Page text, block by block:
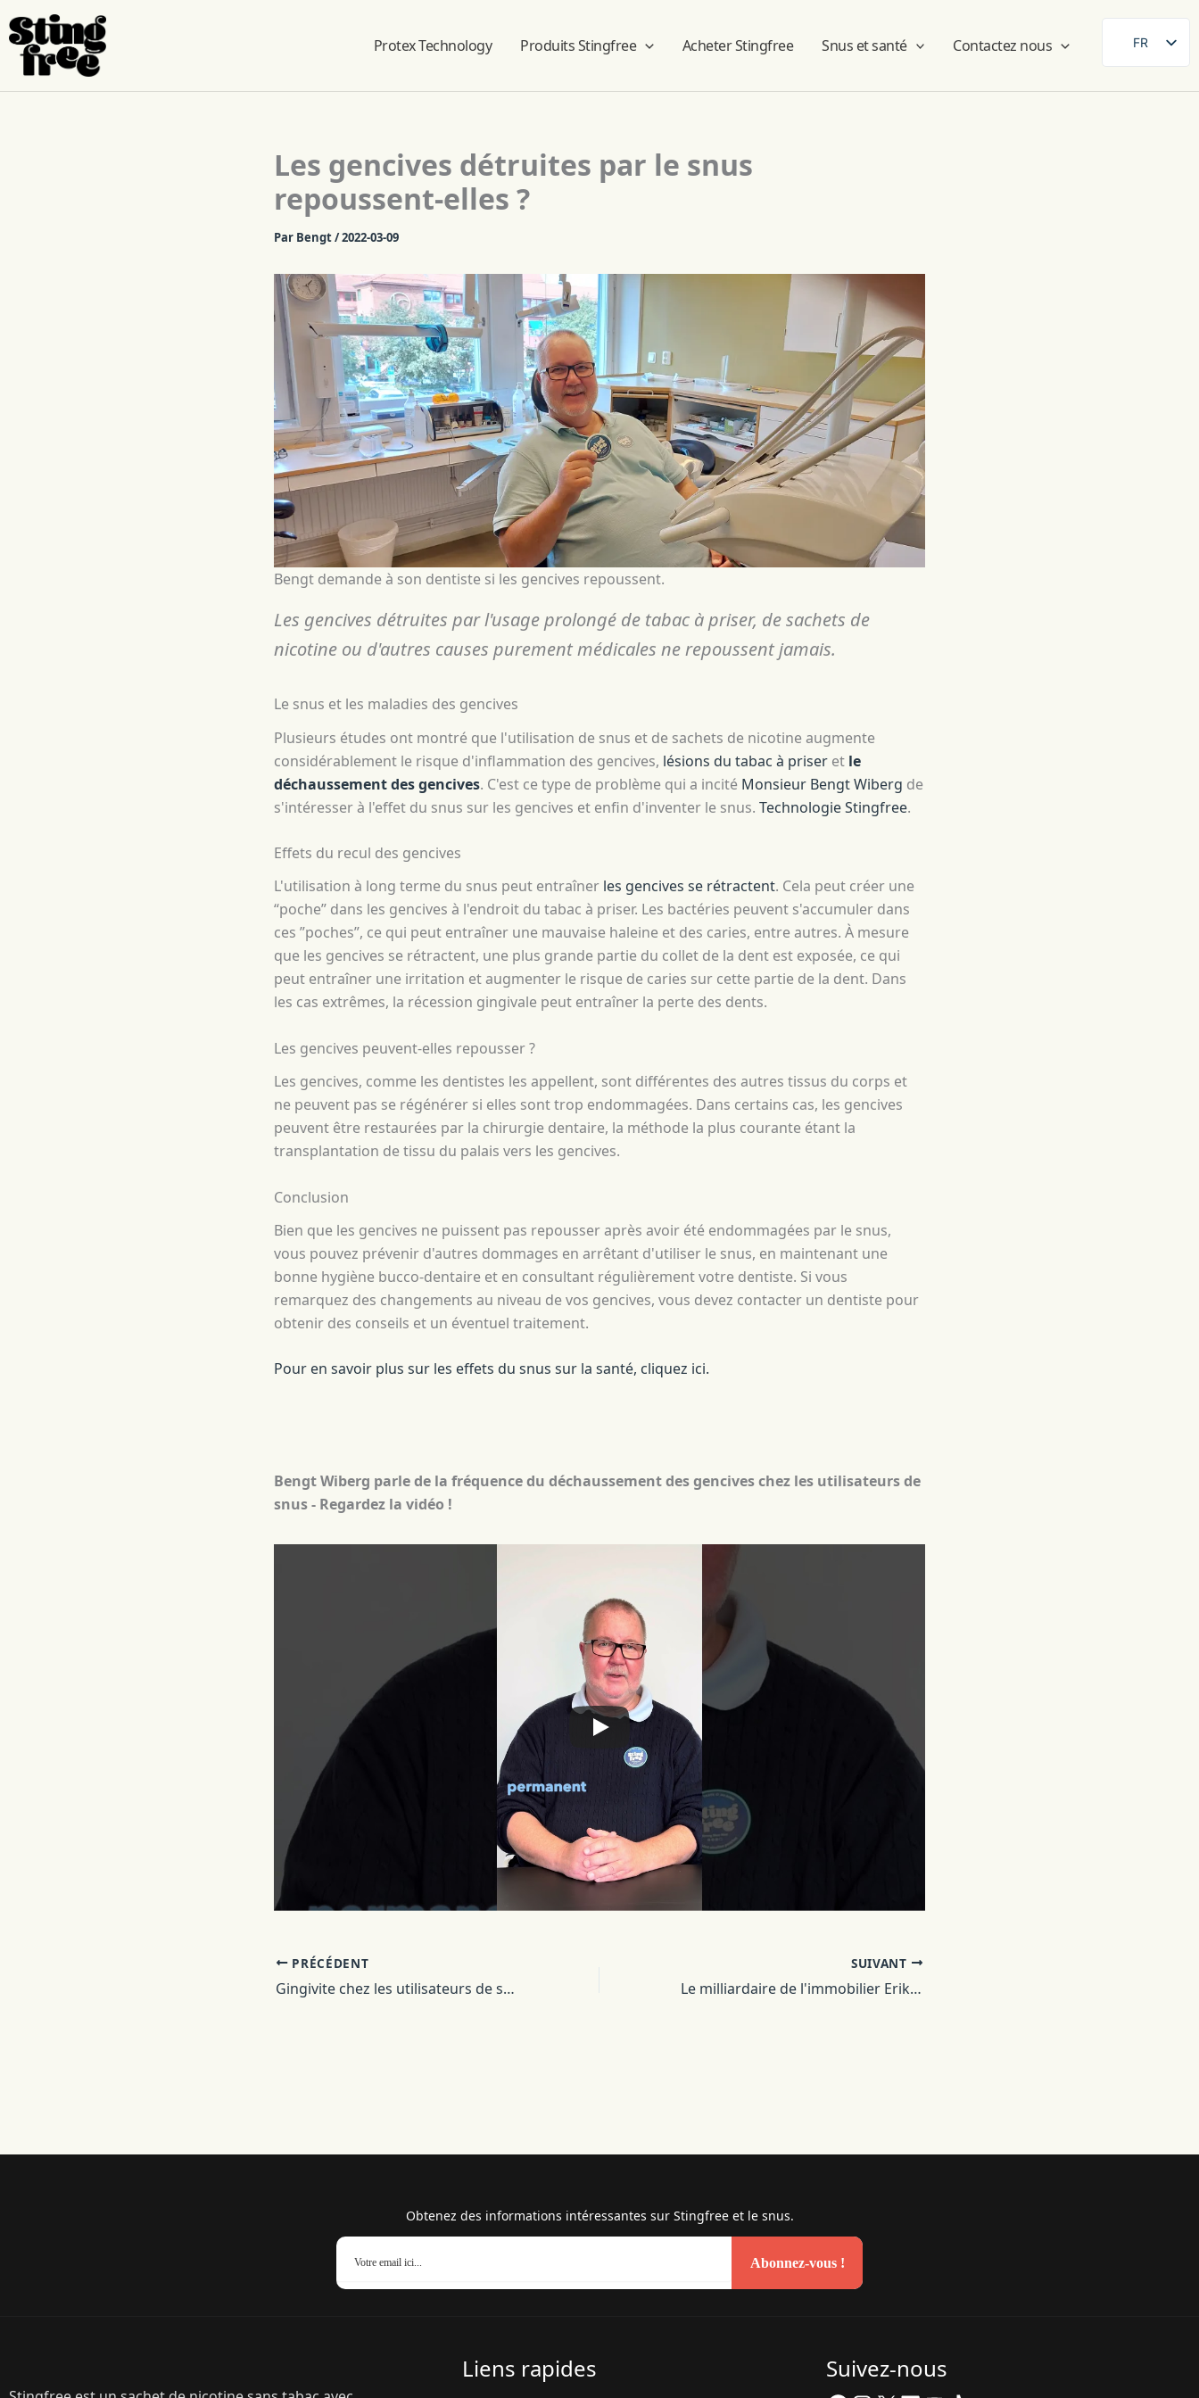
Protex Technology Produits Stingfree Acheter Stingfree Snus et santé Contactez nous
FR
Les gencives détruites par le snus
repoussent-elles ?
Par Bengt/2022-03-09
Bengt demande à son dentiste si les gencives repoussent.
Les gencives détruites par l'usage prolongé de tabac à priser, de sachets de
nicotine ou d'autres causes purement médicales ne repoussent jamais.
Le snus et les maladies des gencives
Plusieurs études ont montré que l'utilisation de snus et de sachets de nicotine augmente
considérablement le risque d'inflammation des gencives, lésions du tabac à priser et le
déchaussement des gencives. C'est ce type de problème qui a incité Monsieur Bengt Wiberg de
s'intéresser à l'effet du snus sur les gencives et enfin d'inventer le snus. Technologie Stingfree.
Effets du recul des gencives
L'utilisation à long terme du snus peut entraîner les gencives se rétractent. Cela peut créer une
“poche” dans les gencives à l'endroit du tabac à priser. Les bactéries peuvent s'accumuler dans
ces ”poches”, ce qui peut entraîner une mauvaise haleine et des caries, entre autres. À mesure
que les gencives se rétractent, une plus grande partie du collet de la dent est exposée, ce qui
peut entraîner une irritation et augmenter le risque de caries sur cette partie de la dent. Dans
les cas extrêmes, la récession gingivale peut entraîner la perte des dents.
Les gencives peuvent-elles repousser ?
Les gencives, comme les dentistes les appellent, sont différentes des autres tissus du corps et
ne peuvent pas se régénérer si elles sont trop endommagées. Dans certains cas, les gencives
peuvent être restaurées par la chirurgie dentaire, la méthode la plus courante étant la
transplantation de tissu du palais vers les gencives.
Conclusion
Bien que les gencives ne puissent pas repousser après avoir été endommagées par le snus,
vous pouvez prévenir d'autres dommages en arrêtant d'utiliser le snus, en maintenant une
bonne hygiène bucco-dentaire et en consultant régulièrement votre dentiste. Si vous
remarquez des changements au niveau de vos gencives, vous devez contacter un dentiste pour
obtenir des conseils et un éventuel traitement.
Pour en savoir plus sur les effets du snus sur la santé, cliquez ici.
Bengt Wiberg parle de la fréquence du déchaussement des gencives chez les utilisateurs de
snus - Regardez la vidéo !
PRÉCÉDENT
Gingivite chez les utilisateurs de snus
SUIVANT
Le milliardaire de l'immobilier Erik Selin investit dans Stingfree AB
Obtenez des informations intéressantes sur Stingfree et le snus.
Abonnez-vous !
Liens rapides
Suivez-nous